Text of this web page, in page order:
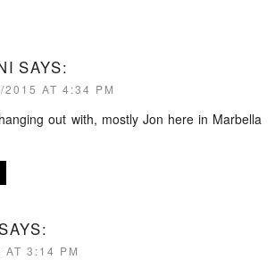
SAYS:
2015 AT 4:34 PM
out with, mostly Jon here in Marbella
SAYS:
3:14 PM